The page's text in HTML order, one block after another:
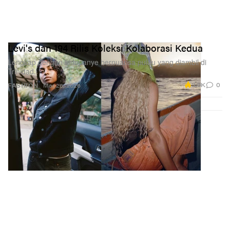
FASHION
Levi's dan 194 Rilis Koleksi Kolaborasi Kedua
Lengkap dengan kampanye bernuansa pulau yang diambil di
Trinidad.
Mar 26, 2026 3.9K 0